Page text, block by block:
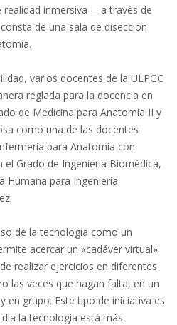
realidad inmersiva —a través de
de una sala de disección
varios docentes de la ULPGC
reglada para la docencia en
de Medicina para Anatomía II y
como una de las docentes
para Anatomía con
el Grado de Ingeniería Biomédica,
Humana para Ingeniería
de la tecnología como un
acercar un «cadáver virtual»
realizar ejercicios en diferentes
las veces que hagan falta, en un
en grupo. Este tipo de iniciativa es
la tecnología está más